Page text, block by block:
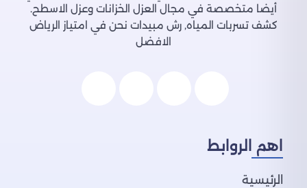
أيضا متخصصة في مجال العزل الخزانات وعزل الاسطح.
كشف تسربات المياه, رش مبيدات نحن في امتياز الرياض
الافضل
اهم الروابط
الرئيسية